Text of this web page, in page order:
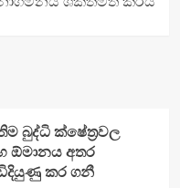
බුද්ධි ක්ෂේත්‍රවල
ඕමානය අතර
කර ගනී